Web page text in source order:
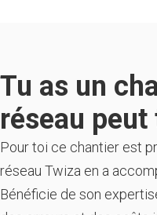
Tu as un
réseau peut
Pour toi ce chantier est
réseau Twiza en a
Bénéficie de son